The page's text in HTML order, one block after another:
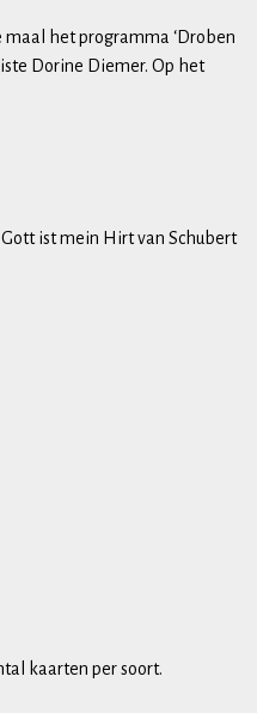
maal het programma ‘Droben
Dorine Diemer. Op het
ist mein Hirt van Schubert
kaarten per soort.